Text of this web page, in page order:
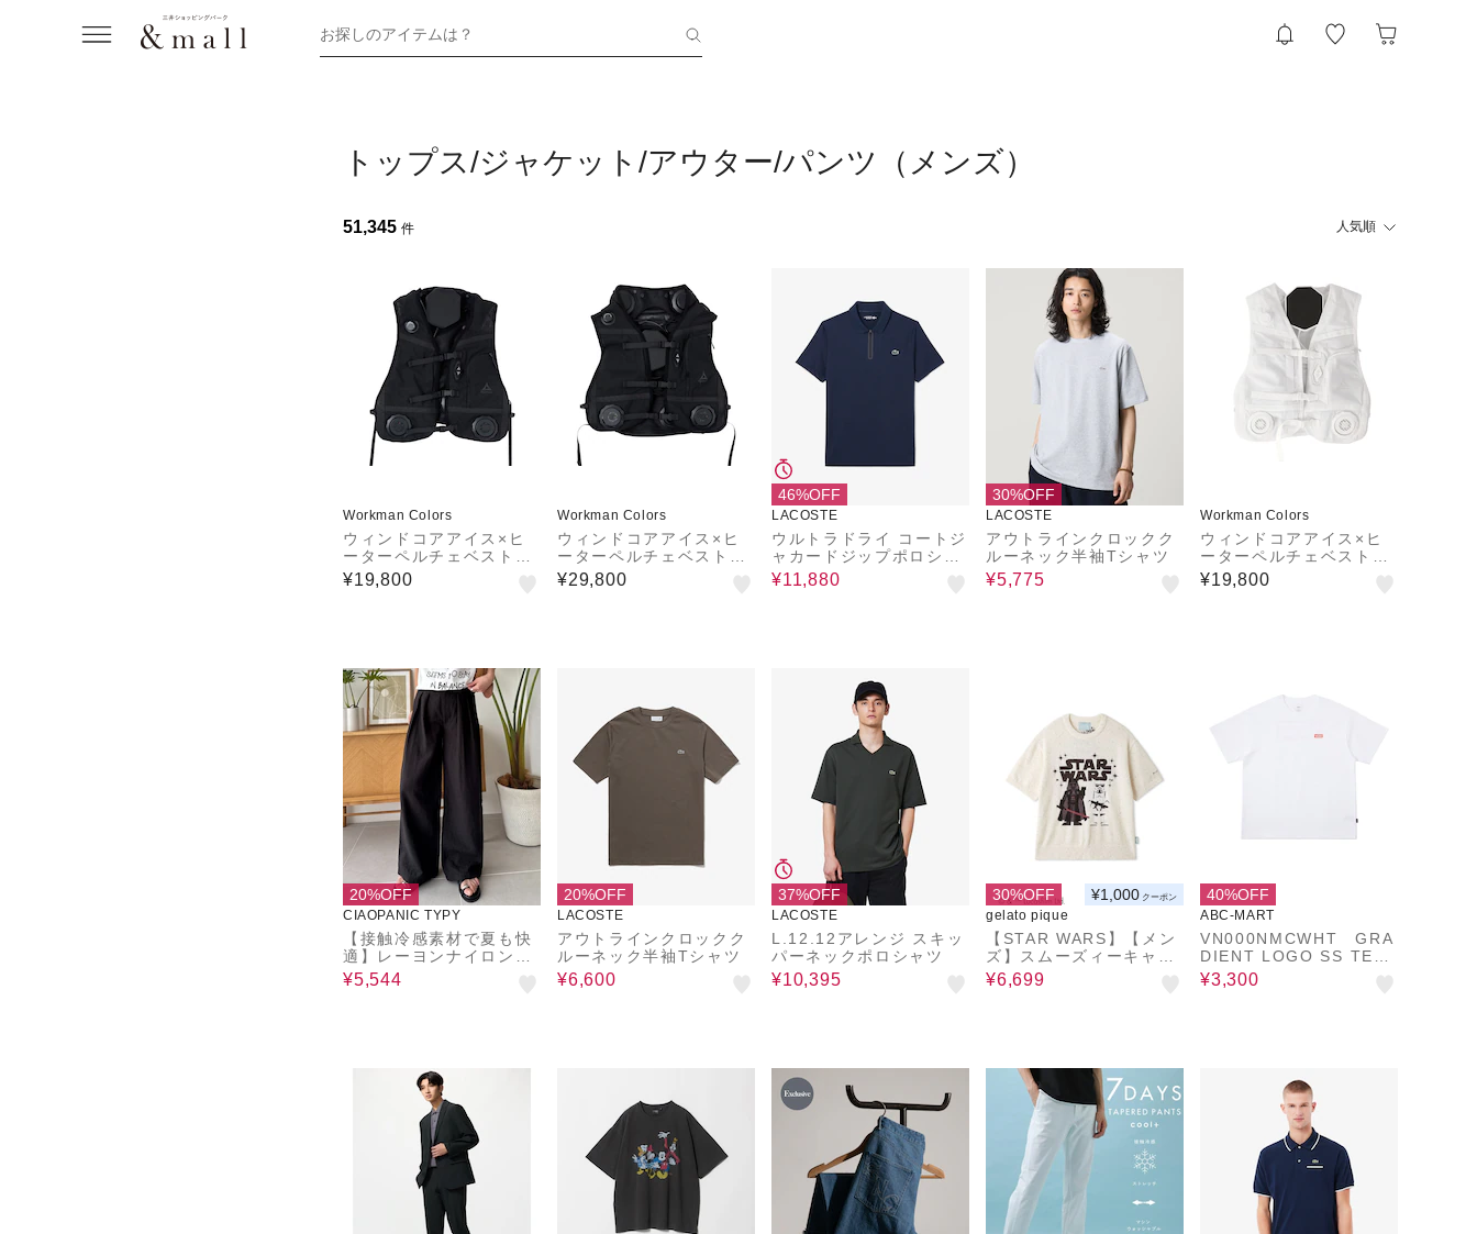
お探しのアイテムは？
トップス/ジャケット/アウター/パンツ（メンズ）
51,345 件 人気順
Workman Colors
ウィンドコアアイス×ヒ
ーターペルチェベストプ
ロ3
¥19,800
Workman Colors
ウィンドコアアイス×ヒ
ーターペルチェベスト7
個式スペシャルエディシ
ョン
¥29,800
46%OFF
LACOSTE
ウルトラドライ コートジ
ャカードジップポロシャ
ツ
¥11,880
30%OFF
LACOSTE
アウトラインクロックク
ルーネック半袖Tシャツ
¥5,775
Workman Colors
ウィンドコアアイス×ヒ
ーターペルチェベストプ
ロ3
¥19,800
20%OFF
CIAOPANIC TYPY
【接触冷感素材で夏も快
適】レーヨンナイロンツ
ータックスラックス
¥5,544
20%OFF
LACOSTE
アウトラインクロックク
ルーネック半袖Tシャツ
¥6,600
37%OFF
LACOSTE
L.12.12アレンジ スキッ
パーネックポロシャツ
¥10,395
30%OFF ¥1,000 クーポン
gelato pique
【STAR WARS】【メン
ズ】スムーズィーキャラ
クタージャガードプルオ
ーバー
¥6,699
40%OFF
ABC-MART
VN000NMCWHT GRA
DIENT LOGO SS TEE
WHITE 690378-000
1
¥3,300